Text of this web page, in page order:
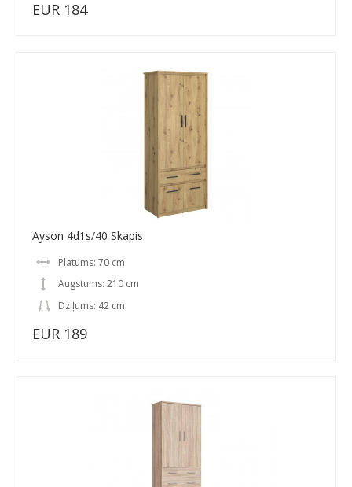
EUR 184
Ayson 4d1s/40 Skapis
Platums: 70 cm
Augstums: 210 cm
Dziļums: 42 cm
EUR 189